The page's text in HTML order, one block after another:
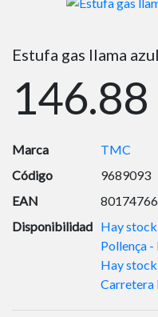
Estufa gas llama
Marca
TMC
Código
9689093
EAN
Disponibilidad Hay
Pollença
Hay
Carretera